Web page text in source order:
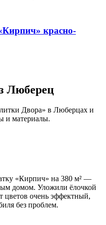
красно-
Люберец
Двора» в Люберцах и
и материалы.
«Кирпич» на 380 м² —
домом. Уложили ёлочкой
цветов очень эффектный,
без проблем.